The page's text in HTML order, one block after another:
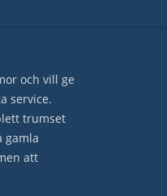
och vill ge
service.
trumset
gamla
att